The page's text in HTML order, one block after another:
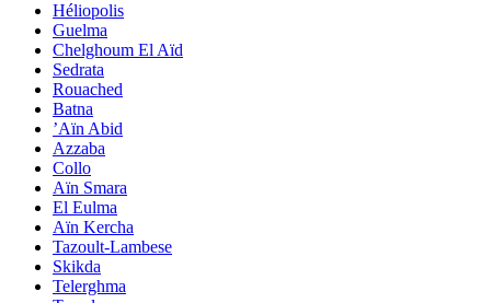
Héliopolis
Guelma
Chelghoum El Aïd
Sedrata
Rouached
Batna
’Aïn Abid
Azzaba
Collo
Aïn Smara
El Eulma
Aïn Kercha
Tazoult-Lambese
Skikda
Telerghma